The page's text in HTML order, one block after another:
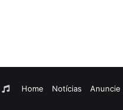
Home Notícias Anuncie
Rádio